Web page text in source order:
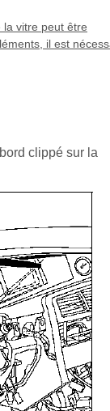
la vitre peut être
il est
clippé sur la